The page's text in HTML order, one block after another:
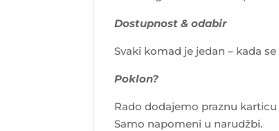
Dostupnost & odabir
Svaki komad je jedan – kada
Poklon?
Rado dodajemo praznu
Samo napomeni u narudžbi.